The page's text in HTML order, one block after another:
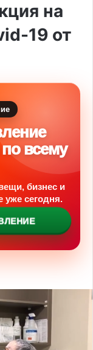
на
19 от
всему
бизнес и
сегодня.